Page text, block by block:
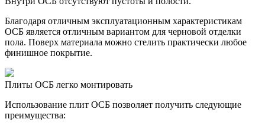
Благодаря отличным эксплуатационным характеристикам
ОСБ является отличным вариантом для черновой отделки
пола. Поверх материала можно стелить практически любое
финишное покрытие.
Плиты ОСБ легко монтировать
Использование плит ОСБ позволяет получить следующие
преимущества: